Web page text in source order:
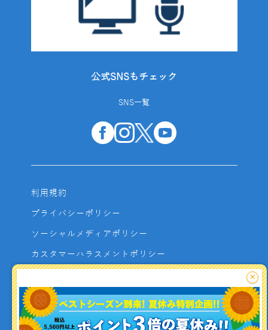
公式SNSもチェック
SNS一覧
利用規約
プライバシーポリシー
ソーシャルメディアポリシー
カスタマーハラスメントポリシー
よくあるご質問
お問い合わせ
×